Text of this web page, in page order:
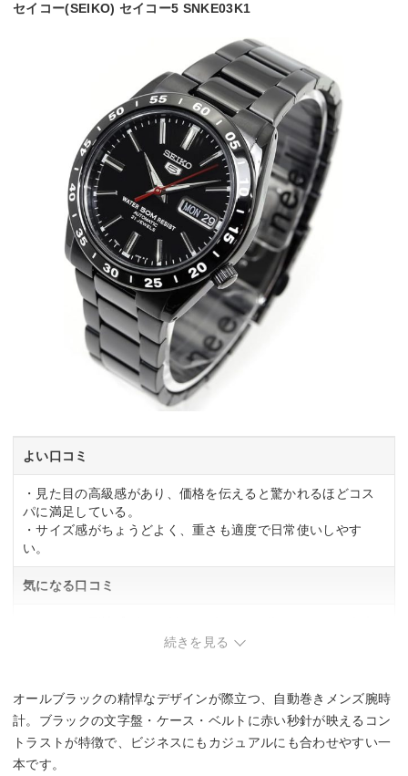
セイコー(SEIKO) セイコー5 SNKE03K1
よい口コミ
・見た目の高級感があり、価格を伝えると驚かれるほどコス
パに満足している。
・サイズ感がちょうどよく、重さも適度で日常使いしやす
い。
気になる口コミ
続きを見る
オールブラックの精悍なデザインが際立つ、自動巻きメンズ腕時
計。ブラックの文字盤・ケース・ベルトに赤い秒針が映えるコン
トラストが特徴で、ビジネスにもカジュアルにも合わせやすい一
本です。